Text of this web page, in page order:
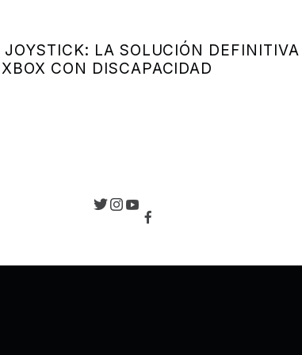
LA SOLUCIÓN
CON DISCAPACIDAD